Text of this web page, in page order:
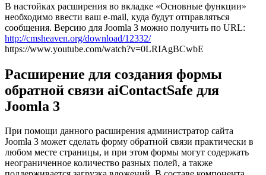
В настойках расширения во вкладке «Основные функции»
необходимо ввести ваш e-mail, куда будут отправляться
сообщения. Версию для Joomla 3 можно получить по URL:
http://cmsheaven.org/download/12332/
https://www.youtube.com/watch?v=0LRIAgBCwbE
Расширение для создания формы
обратной связи aiContactSafe для
Joomla 3
При помощи данного расширения администратор сайта
Joomla 3 может сделать форму обратной связи практически в
любом месте страницы, и при этом формы могут содержать
неограниченное количество разных полей, а также